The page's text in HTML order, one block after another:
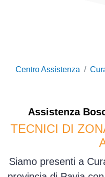
Centro Assistenza
Assistenza
TECNICI DI
Siamo presenti a